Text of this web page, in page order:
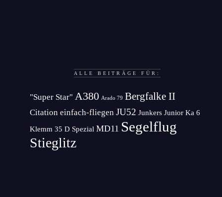
ALLE BEITRÄGE FÜR:
"Super Star" A380 Arado 79 Bergfalke II
Citation einfach-fliegen JU52 Junkers Junior Ka 6
Klemm 35 D Spezial MD11 Segelflug
Stieglitz